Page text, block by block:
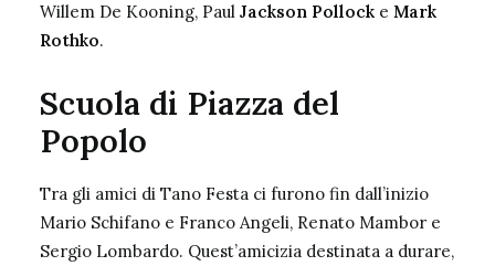
Willem De Kooning, Paul Jackson Pollock e Mark
Rothko.
Scuola di Piazza del
Popolo
Tra gli amici di Tano Festa ci furono fin dall’inizio
Mario Schifano e Franco Angeli, Renato Mambor e
Sergio Lombardo. Quest’amicizia destinata a durare,